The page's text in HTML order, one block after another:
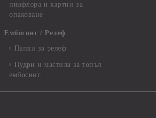
пиафлора и хартии за
опаковане
Ембосинг / Релеф
Папки за релеф
Пудри и мастила за топъл
ембосинг